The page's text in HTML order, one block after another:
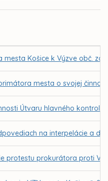
mesta Košice k Výzve obč.
mesta o svojej
Útvaru hlavného
na interpelácie a
protestu prokurátora proti